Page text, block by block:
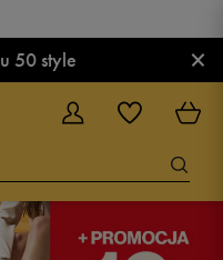
50 style ×